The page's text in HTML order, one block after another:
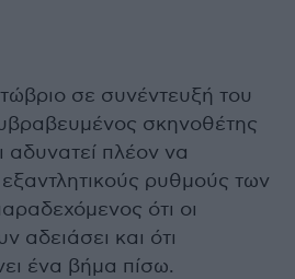
σε συνέντευξή του
σκηνοθέτης
αδυνατεί πλέον να
ρυθμούς των
ότι οι
αδειάσει και ότι
ένα βήμα πίσω.